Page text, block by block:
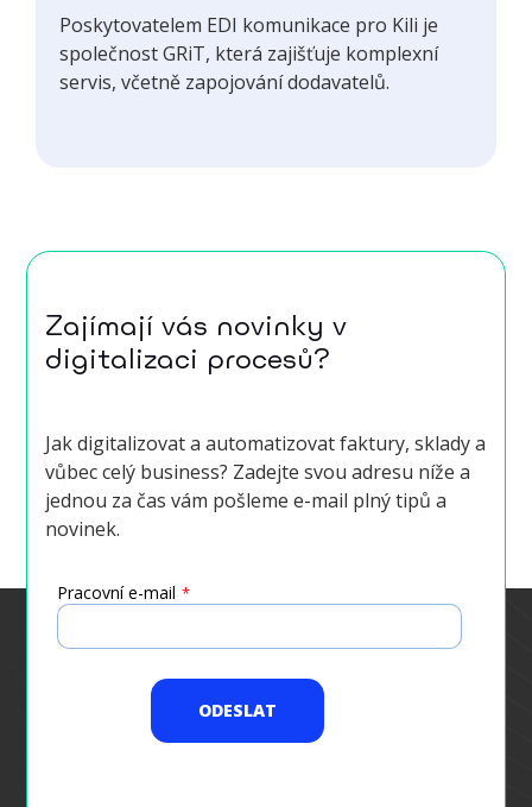
Poskytovatelem EDI komunikace pro Kili je
společnost GRiT, která zajišťuje komplexní
servis, včetně zapojování dodavatelů.
Zajímají vás novinky v
digitalizaci procesů?
Jak digitalizovat a automatizovat faktury, sklady a
vůbec celý business? Zadejte svou adresu níže a
jednou za čas vám pošleme e-mail plný tipů a
novinek.